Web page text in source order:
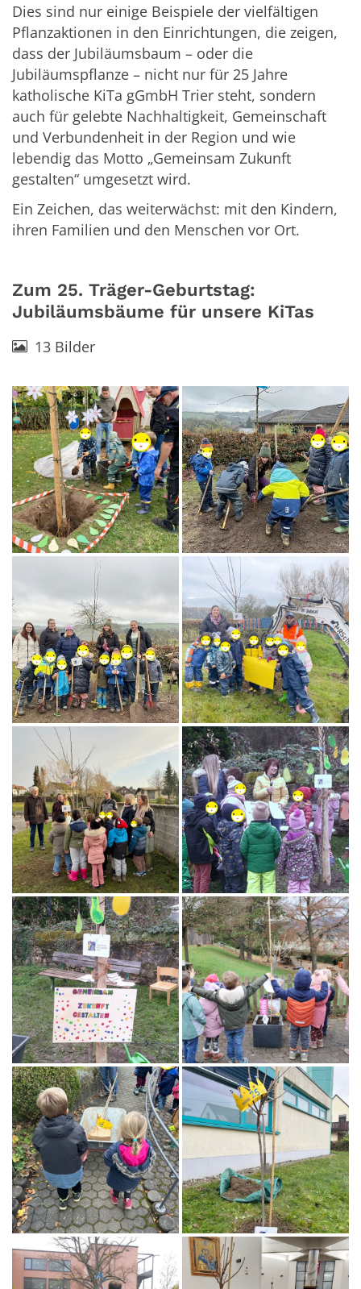
Dies sind nur einige Beispiele der vielfältigen
Pflanzaktionen in den Einrichtungen, die zeigen,
dass der Jubiläumsbaum – oder die
Jubiläumspflanze – nicht nur für 25 Jahre
katholische KiTa gGmbH Trier steht, sondern
auch für gelebte Nachhaltigkeit, Gemeinschaft
und Verbundenheit in der Region und wie
lebendig das Motto „Gemeinsam Zukunft
gestalten“ umgesetzt wird.
Ein Zeichen, das weiterwächst: mit den Kindern,
ihren Familien und den Menschen vor Ort.
Zum 25. Träger-Geburtstag:
Jubiläumsbäume für unsere KiTas
13 Bilder